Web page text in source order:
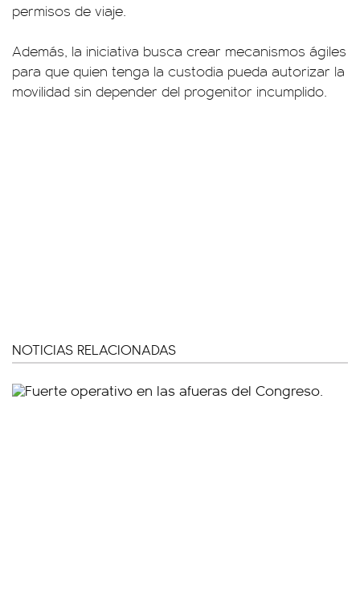
permisos de viaje.
Además, la iniciativa busca crear mecanismos ágiles
para que quien tenga la custodia pueda autorizar la
movilidad sin depender del progenitor incumplido.
NOTICIAS RELACIONADAS